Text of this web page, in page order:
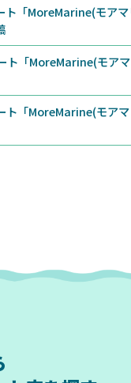
ト「MoreMarine(モア
ト「MoreMarine(モア
ト「MoreMarine(モア